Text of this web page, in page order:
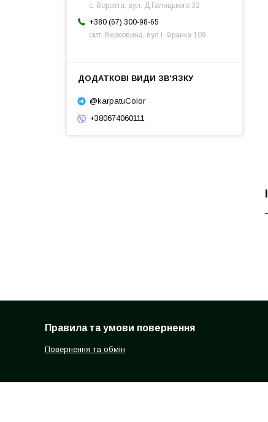
с. Ворохта, вул. Д.Галицького 32
+380 (67) 300-98-65
смт. Верховина, вул І. Франка 109
@karpatuColor
+380674060111
Правила та умови повернення
Повернення та обмін